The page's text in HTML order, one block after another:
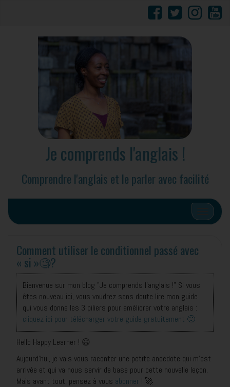
Je comprends l'anglais !
Comprendre l'anglais et le parler avec facilité
Comment utiliser le conditionnel passé avec
« si »🧐?
Bienvenue sur mon blog "Je comprends l'anglais !" Si vous
êtes nouveau ici, vous voudrez sans doute lire mon guide
qui vous donne les 3 piliers pour améliorer votre anglais :
cliquez ici pour télécharger votre guide gratuitement 🙂
Hello Happy Learner ! 😃
Aujourd’hui, je vais vous raconter une petite anecdote qui m’est
arrivée et qui va nous servir de base pour cette nouvelle leçon.
Mais avant tout, pensez à vous abonner ! 🚀